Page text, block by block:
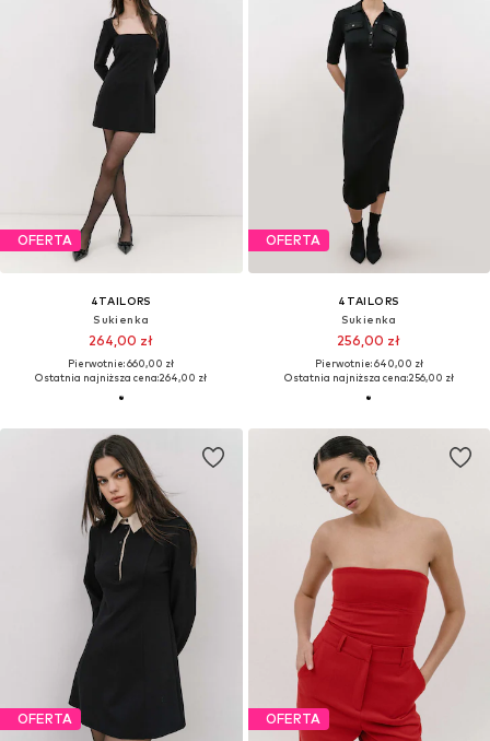
OFERTA
4TAILORS
Sukienka
264,00 zł
Pierwotnie: 660,00 zł
Ostatnia najniższa cena:264,00 zł
OFERTA
4TAILORS
Sukienka
256,00 zł
Pierwotnie: 640,00 zł
Ostatnia najniższa cena:256,00 zł
OFERTA OFERTA